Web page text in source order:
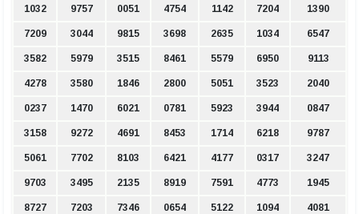
1032 9757 0051 4754 1142 7204 1390
7209 3044 9815 3698 2635 1034 6547
3582 5979 3515 8461 5579 6950 9113
4278 3580 1846 2800 5051 3523 2040
0237 1470 6021 0781 5923 3944 0847
3158 9272 4691 8453 1714 6218 9787
5061 7702 8103 6421 4177 0317 3247
9703 3495 2135 8919 7591 4773 1945
8727 7203 7346 0654 5122 1094 4081